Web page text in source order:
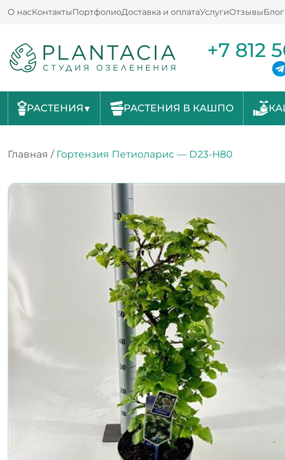
О насКонтакты ПортфолиоДоставка и оплатаУслугиОтзывы Блог
+7 812
РАСТЕНИЯ РАСТЕНИЯ В КАШПО
Главная / Гортензия Петиоларис — D23-H80